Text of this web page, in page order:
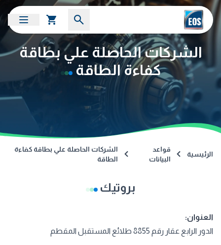
الشركات الحاصلة علي بطاقة
كفاءة الطاقة
الرئيسية
قواعد
البيانات
الشركات الحاصلة علي بطاقة كفاءة
الطاقة
بروتيك
العنوان:
الدور الرابع عقار رقم 8855 طلائع المستقبل المقطم